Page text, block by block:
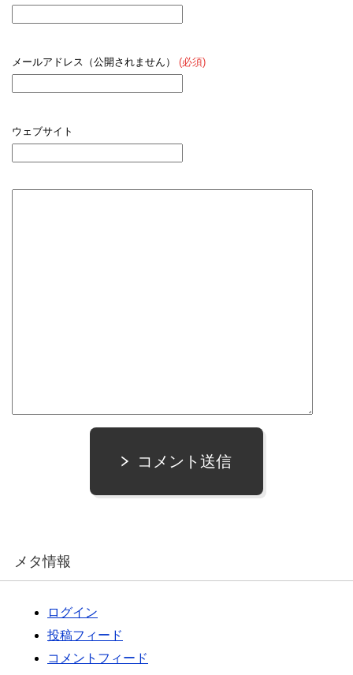
メールアドレス（公開されません） (必須)
ウェブサイト
コメント送信
メタ情報
ログイン
投稿フィード
コメントフィード